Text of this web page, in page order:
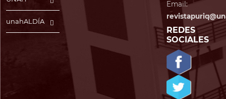
unahALDÍA
Email:
REDES
SOCIALES